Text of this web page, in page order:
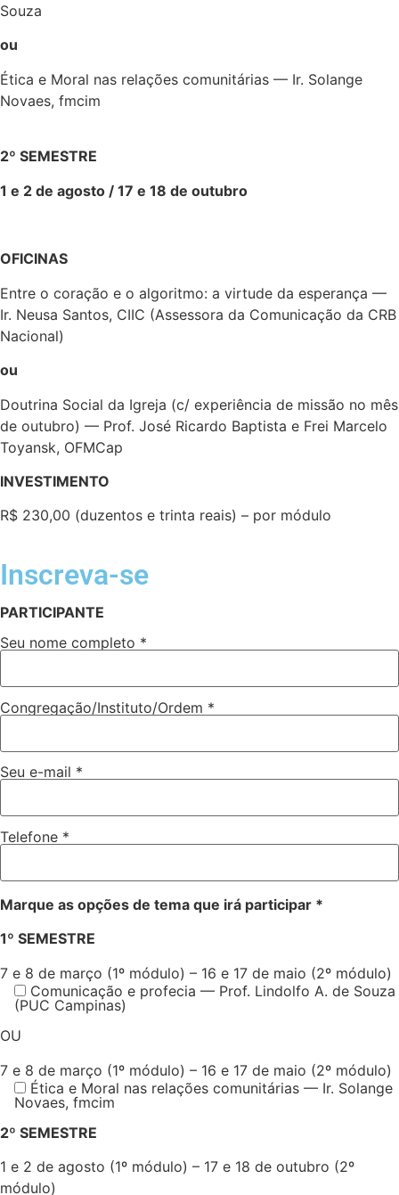
Souza
ou
Ética e Moral nas relações comunitárias — Ir. Solange
Novaes, fmcim
2º SEMESTRE
1 e 2 de agosto / 17 e 18 de outubro
OFICINAS
Entre o coração e o algoritmo: a virtude da esperança —
Ir. Neusa Santos, CIIC (Assessora da Comunicação da CRB
Nacional)
ou
Doutrina Social da Igreja (c/ experiência de missão no mês
de outubro) — Prof. José Ricardo Baptista e Frei Marcelo
Toyansk, OFMCap
INVESTIMENTO
R$ 230,00 (duzentos e trinta reais) – por módulo
Inscreva-se
PARTICIPANTE
Seu nome completo *
Congregação/Instituto/Ordem *
Seu e-mail *
Telefone *
Marque as opções de tema que irá participar *
1º SEMESTRE
7 e 8 de março (1º módulo) – 16 e 17 de maio (2º módulo)
Comunicação e profecia — Prof. Lindolfo A. de Souza
(PUC Campinas)
OU
7 e 8 de março (1º módulo) – 16 e 17 de maio (2º módulo)
Ética e Moral nas relações comunitárias — Ir. Solange
Novaes, fmcim
2º SEMESTRE
1 e 2 de agosto (1º módulo) – 17 e 18 de outubro (2º
módulo)